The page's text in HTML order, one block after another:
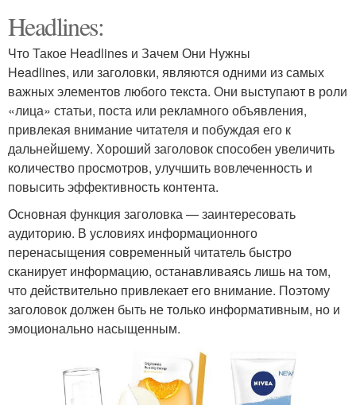
Headlines:
Что Такое Headlines и Зачем Они Нужны
Headlines, или заголовки, являются одними из самых
важных элементов любого текста. Они выступают в роли
«лица» статьи, поста или рекламного объявления,
привлекая внимание читателя и побуждая его к
дальнейшему. Хороший заголовок способен увеличить
количество просмотров, улучшить вовлеченность и
повысить эффективность контента.
Основная функция заголовка — заинтересовать
аудиторию. В условиях информационного
перенасыщения современный читатель быстро
сканирует информацию, останавливаясь лишь на том,
что действительно привлекает его внимание. Поэтому
заголовок должен быть не только информативным, но и
эмоционально насыщенным.